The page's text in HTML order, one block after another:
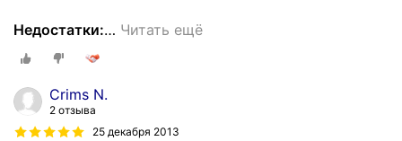
Недостатки:… Читать ещё
Crims N.
2 отзыва
25 декабря 2013